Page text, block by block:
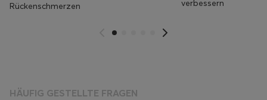
Rückenschmerzen
verbessern
HÄUFIG GESTELLTE FRAGEN